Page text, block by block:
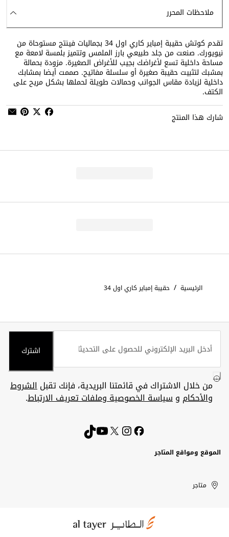
ملاحظات المحرر
تقدم كوتش حقيبة إمباير كاري اول 34 بجماليات فينتج مستوحاة من
نيويورك. صنعت من جلد طبيعي بارز الملمس وتتميز بلمسة لامعة مع
مساحة داخلية تسع لأغراضك بجيب للأغراض الصغيرة. مزودة بحمالة
بمشبك لتثبيت حقيبة صغيرة أو سلسلة مفاتيح. صممت أيضا بمشابك
داخلية لزيادة مقاس الجوانب وحمالات طويلة لحملها بشكل مريح على
الكتف.
شارك هذا المنتج
الرئيسية / حقيبة إمباير كاري اول 34
اشترك
من خلال الاشتراك في قائمتنا البريدية، فإنك تقبلالشروط
والأحكام وسياسة الخصوصية وملفات تعريف الارتباط.
الموقع ومواقع المتاجر
United
Arab
Kuwait
الإمارات
العربية
الكويت
متاجر